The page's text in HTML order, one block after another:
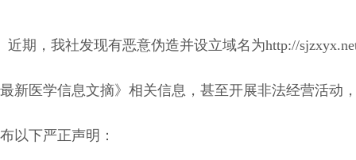
近期，我社发现有恶意伪造并设立域名为http://
最新医学信息文摘》相关信息，甚至开展非法经营活动
布以下严正声明：